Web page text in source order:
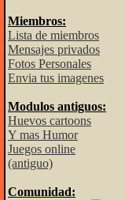
Miembros:
Lista de miembros
Mensajes privados
Fotos Personales
Envia tus imagenes
Modulos antiguos:
Huevos cartoons
Y mas Humor
Juegos online
(antiguo)
Comunidad: